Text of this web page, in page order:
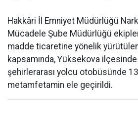
Hakkâri İl Emniyet Müdürlüğü
Mücadele Şube Müdürlüğü
madde ticaretine yönelik
kapsamında, Yüksekova
şehirlerarası yolcu otobüsünde
metamfetamin ele geçirildi.